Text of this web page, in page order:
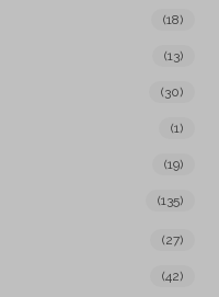
(18)
(13)
(30)
(1)
(19)
(135)
(27)
(42)